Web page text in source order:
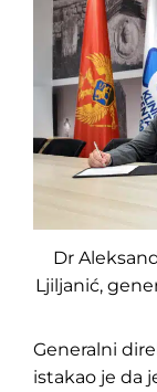
Dr
Ljiljanić,
Generalni
istakao je da